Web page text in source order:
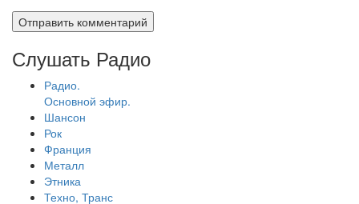
Слушать Радио
Радио.
Основной эфир.
Шансон
Рок
Франция
Металл
Этника
Техно, Транс